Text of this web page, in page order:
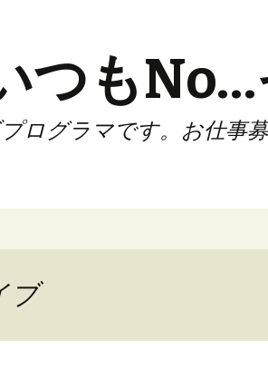
つもNo…
ログラマです。お仕事募
ブ